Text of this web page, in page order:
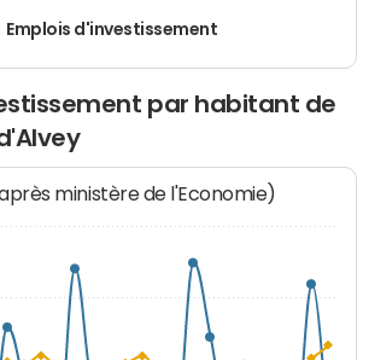
Emplois d'investissement
par habitant de
ministère de l'Economie)